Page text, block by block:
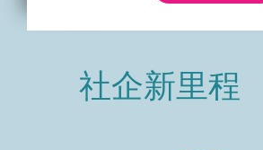
社企新里程